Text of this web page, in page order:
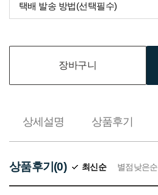
택배 발송 방법(선택필수)
장바구니
상세설명 상품후기
상품후기(0) 최신순 별점낮은순